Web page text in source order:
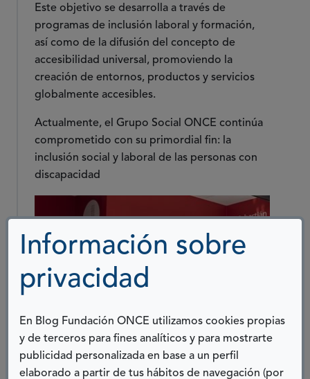
Información sobre
privacidad
En Blog Fundación ONCE utilizamos cookies propias
y de terceros para fines analíticos y para mostrarte
publicidad personalizada en base a un perfil
elaborado a partir de tus hábitos de navegación (por
Este objetivo se desarrolla a través de
programas de inclusión laboral y formación,
así como de la difusión del concepto de
accesibilidad universal, promoviendo la
creación de entornos, productos y servicios
globalmente accesibles.
Actualmente, el Grupo Social ONCE continúa
comprometido con su primordial fin: la
inclusión social y laboral de las personas con
discapacidad
REDES SOCIALES